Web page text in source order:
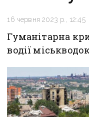
16 червня 2023 р., 12:45
Гуманітарна
водії